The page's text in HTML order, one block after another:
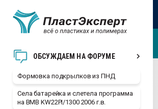
ОБСУЖДАЕМ НА ФОРУМЕ
Формовка подкрылков из ПНД
Села батарейка и слетела программа
на BMB KW22PI/1300 2006 г.в.